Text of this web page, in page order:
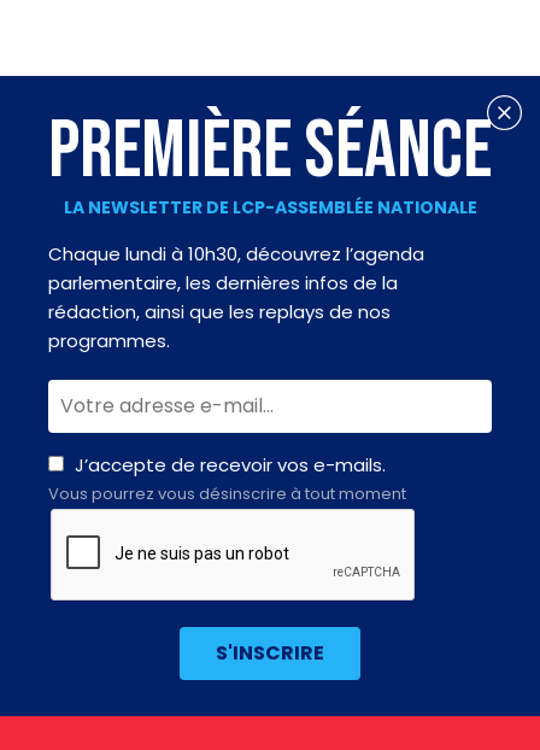
PREMIÈRE SÉANCE
LA NEWSLETTER DE LCP-ASSEMBLÉE NATIONALE
Chaque lundi à 10h30, découvrez l’agenda
parlementaire, les dernières infos de la
rédaction, ainsi que les replays de nos
programmes.
J’accepte de recevoir vos e-mails.
Vous pourrez vous désinscrire à tout moment